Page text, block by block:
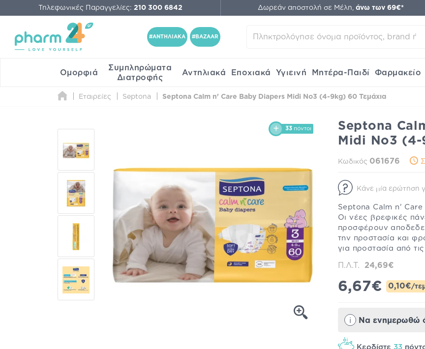
Τηλεφωνικές Παραγγελίες: 210 300 6842 Δωρεάν αποστολή σε Μέλη, άνω των 69€*
#ΑΝΤΗΛΙΑΚΑ #BAZAAR
Ομορφιά
Συμπληρώματα
Διατροφής
Αντηλιακά Εποχιακά Υγιεινή Μητέρα-Παιδί Φαρμακείο
Εταιρείες Septona Septona Calm n' Care Baby Diapers Midi No3 (4-9kg) 60 Τεμάχια
33 πόντοι
Septona
Midi No3 (4-
Κωδικός 061676
Κάνε μία ερώτηση
Septona Calm n'
Οι νέες βρεφικές
προσφέρουν
την προστασία και
για προστασία από
Π.Λ.Τ. 24,69€
6,67€ 0,10€/
i Να ενημερωθώ
Κερδίστε 33